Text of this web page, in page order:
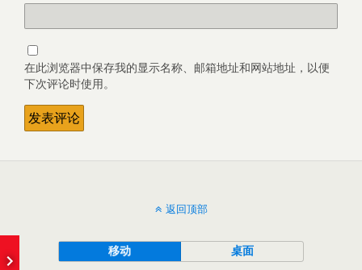
在此浏览器中保存我的显示名称、邮箱地址和网站地址，以便
下次评论时使用。
返回顶部
移动 桌面